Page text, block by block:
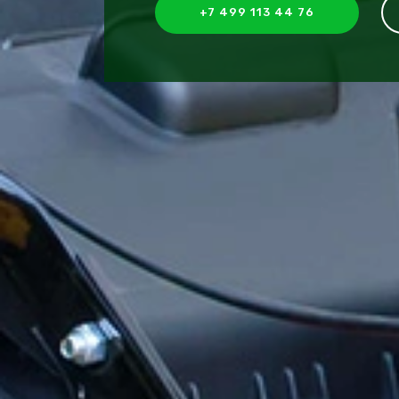
+7 499 113 44 76